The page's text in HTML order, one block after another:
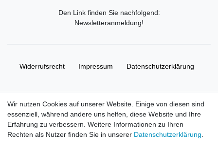
Den Link finden Sie nachfolgend:
Newsletteranmeldung!
Widerrufs­recht Impressum Daten­schutz­erklärung
© Copyright 2026 | Alle Rechte vorbehalten. HL-
Handelsgesellschaft mbH.
Wir nutzen Cookies auf unserer Website. Einige von diesen sind
essenziell, während andere uns helfen, diese Website und Ihre
Erfahrung zu verbessern. Weitere Informationen zu Ihren
Rechten als Nutzer finden Sie in unserer Daten­schutz­erklärung